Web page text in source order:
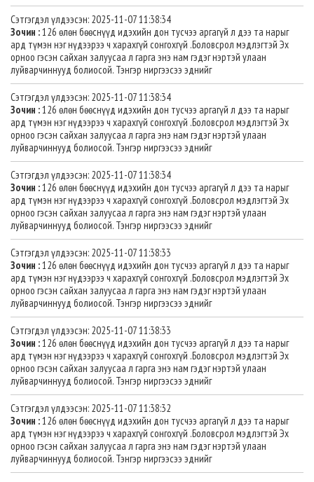
Сэтгэгдэл үлдээсэн: 2025-11-07 11:38:34
Зочин :126 өлөн бөөснүүд идэхийн дон тусчээ аргагүй л дээ та нарыг
ард түмэн нэг нүдээрээ ч харахгүй сонгохгүй .Боловсрол мэдлэгтэй Эх
орноо гэсэн сайхан залуусаа л гарга энэ нам гэдэг нэртэй улаан
луйварчиннууд болиосой. Тэнгэр ниргээсээ эднийг
Сэтгэгдэл үлдээсэн: 2025-11-07 11:38:34
Зочин :126 өлөн бөөснүүд идэхийн дон тусчээ аргагүй л дээ та нарыг
ард түмэн нэг нүдээрээ ч харахгүй сонгохгүй .Боловсрол мэдлэгтэй Эх
орноо гэсэн сайхан залуусаа л гарга энэ нам гэдэг нэртэй улаан
луйварчиннууд болиосой. Тэнгэр ниргээсээ эднийг
Сэтгэгдэл үлдээсэн: 2025-11-07 11:38:34
Зочин :126 өлөн бөөснүүд идэхийн дон тусчээ аргагүй л дээ та нарыг
ард түмэн нэг нүдээрээ ч харахгүй сонгохгүй .Боловсрол мэдлэгтэй Эх
орноо гэсэн сайхан залуусаа л гарга энэ нам гэдэг нэртэй улаан
луйварчиннууд болиосой. Тэнгэр ниргээсээ эднийг
Сэтгэгдэл үлдээсэн: 2025-11-07 11:38:33
Зочин :126 өлөн бөөснүүд идэхийн дон тусчээ аргагүй л дээ та нарыг
ард түмэн нэг нүдээрээ ч харахгүй сонгохгүй .Боловсрол мэдлэгтэй Эх
орноо гэсэн сайхан залуусаа л гарга энэ нам гэдэг нэртэй улаан
луйварчиннууд болиосой. Тэнгэр ниргээсээ эднийг
Сэтгэгдэл үлдээсэн: 2025-11-07 11:38:33
Зочин :126 өлөн бөөснүүд идэхийн дон тусчээ аргагүй л дээ та нарыг
ард түмэн нэг нүдээрээ ч харахгүй сонгохгүй .Боловсрол мэдлэгтэй Эх
орноо гэсэн сайхан залуусаа л гарга энэ нам гэдэг нэртэй улаан
луйварчиннууд болиосой. Тэнгэр ниргээсээ эднийг
Сэтгэгдэл үлдээсэн: 2025-11-07 11:38:32
Зочин :126 өлөн бөөснүүд идэхийн дон тусчээ аргагүй л дээ та нарыг
ард түмэн нэг нүдээрээ ч харахгүй сонгохгүй .Боловсрол мэдлэгтэй Эх
орноо гэсэн сайхан залуусаа л гарга энэ нам гэдэг нэртэй улаан
луйварчиннууд болиосой. Тэнгэр ниргээсээ эднийг